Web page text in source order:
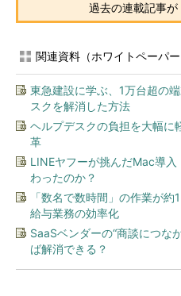
過去の連載記事
関連資料（ホワイトペーパー
東急建設に学ぶ、1万台超の
スクを解消した方法
ヘルプデスクの負担を大幅に
革
LINEヤフーが挑んだMac導
わったのか？
「数名で数時間」の作業が
給与業務の効率化
SaaSベンダーの“商談につ
ば解消できる？